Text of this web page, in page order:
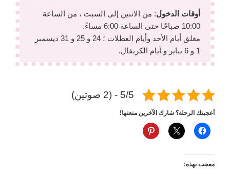
أوقات الدخول: من الاثنين إلى السبت ، من الساعة
10:00 صباحًا حتى الساعة 6:00 مساءً.
مغلق أيام الأحد وأيام العطلات ؛ 24 و 25 و 31 ديسمبر
1 و 6 يناير و أيام الكرنفال.
5/5 - (2 صوتين)
أعجبتك الرحلة؟ شارك الآخرين متعتها!
معجب بهذه: